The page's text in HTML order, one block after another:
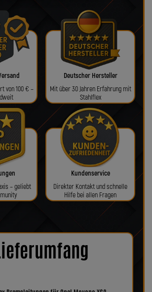
von 100 € –
Deutscher Hersteller
Mit über 30 Jahren Erfahrung mit
Stahlflex
– geliebt
Kundenservice
Direkter Kontakt und schnelle
Hilfe bei allen Fragen